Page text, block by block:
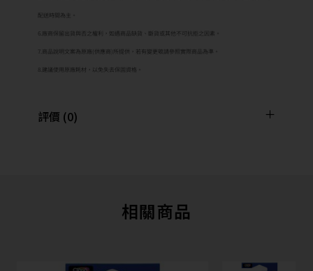
配送時間為主。
6.廠商保留出貨與否之權利，如遇商品缺貨、斷貨或其他不可抗拒之因素。
7.商品說明文案為原廠(供應商)所提供，若有變更敬請參照實際商品為準。
8.建議使用原廠耗材，以免失去保固資格。
評價 (0)
相關商品